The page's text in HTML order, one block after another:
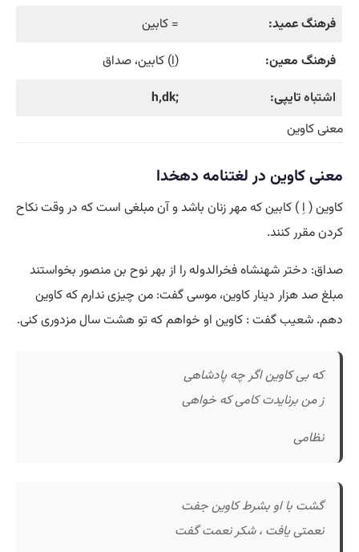
فرهنگ عمید:
= کابین
فرهنگ معین:
(اِ) کابین، صداق
اشتباهتایپی:
;h,dk
معنی کاوین
معنی کاوین در لغتنامه دهخدا
کاوین ( اِ ) کابین که مهر زنان باشد و آن مبلغی است که در وقت نکاح
کردن مقرر کنند.
صداق: دختر شهنشاه فخرالدوله را از بهر نوح بن منصور بخواستند
مبلغ صد هزار دینار کاوین، موسی گفت: من چیزی ندارم که کاوین
دهم. شعیب گفت : کاوین او خواهم که تو هشت سال مزدوری کنی.
که بی کاوین اگر چه پادشاهی
ز من برنایدت کامی که خواهی
نظامی
گشت با او بشرط کاوین جفت
نعمتی یافت ، شکر نعمت گفت